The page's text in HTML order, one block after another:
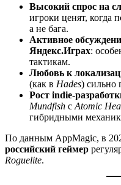
Высокий спрос на
игроки ценят, когда
а не бага.
Активное
Яндекс.Играх:
тактикам.
Любовь к
(как в Hades) сильно
Рост indie-
Mundfish с Atomic
гибридными
По данным AppMagic, в
российский геймер
Roguelite.